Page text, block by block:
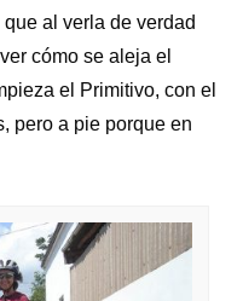
al verla de verdad
cómo se aleja el
el Primitivo, con el
pero a pie porque en